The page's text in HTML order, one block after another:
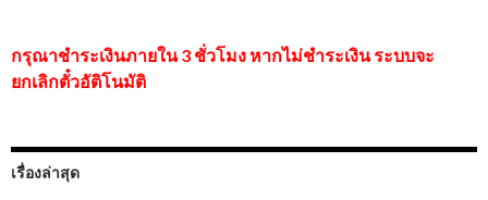
กรุณาชำระเงินภายใน 3 ชั่วโมง หากไม่ชำระเงิน ระบบจะ
ยกเลิกตั๋วอัติโนมัติ
เรื่องล่าสุด